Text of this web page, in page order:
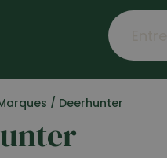
/ Deerhunter